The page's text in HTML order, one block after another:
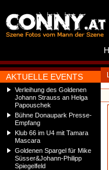
AKTUELLE EVENTS
Verleihung des Goldenen
Johann Strauss an Helga
Papouschek
Bühne Donaupark Presse-
Empfang
Klub 66 im U4 mit Tamara
Mascara
Goldenen Spargel für Mike
Süsser&Johann-Philipp
Spiegelfeld